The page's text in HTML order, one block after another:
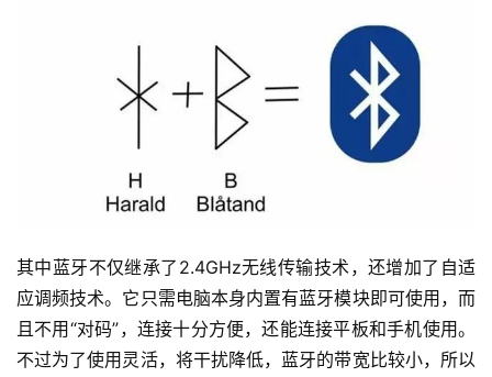
其中蓝牙不仅继承了2.4GHz无线传输技术，还增加了自适
应调频技术。它只需电脑本身内置有蓝牙模块即可使用，而
且不用“对码”，连接十分方便，还能连接平板和手机使用。
不过为了使用灵活，将干扰降低，蓝牙的带宽比较小，所以